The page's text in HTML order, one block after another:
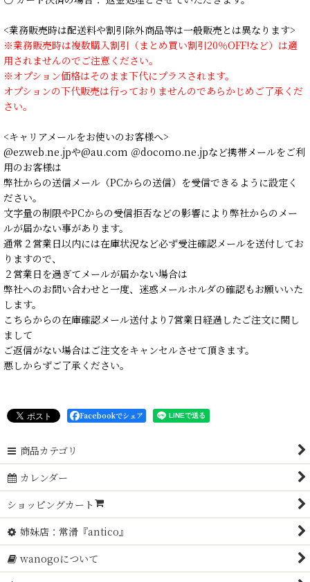
<業務販売時は配送料や割引除外商品等は一般販売とは異なります>
※業務販売時は複数購入割引（まとめ買い割引20％OFF!など）は適
用されませんのでご注意ください。
※オプション価格はそのまま下代にプラスされます。
オプションの下代販売は行っておりませんのであらかじめご了承くだ
さい。
<キャリアメールをお使いのお客様へ>
@ezweb.ne.jpや@au.com ＠docomo.ne.jpなど携帯メールをご利
用のお客様は
弊社からの送信メール（PCからの送信）を受信できるように設定く
ださい。
文字量の制限やPCからの受信拒否などの影響により弊社からのメー
ルが届かない事があります。
通常２営業日以内には在庫状況など必ず受注確認メールを送付してお
りますので、
２営業日を過ぎてメールが届かない場合は
弊社へのお問い合わせと一度、迷惑メールホルダの確認もお願いいた
します。
こちらからの在庫確認メール送付より7営業日経過したご注文に関し
まして
ご返信がない場合はご注文をキャンセルさせて頂きます。
悪しからずご了承ください。
Facebookでシェア
商品カテゴリ
カレンダー
ショッピングカート
姉妹店：常滑『antico』
wanogoについて